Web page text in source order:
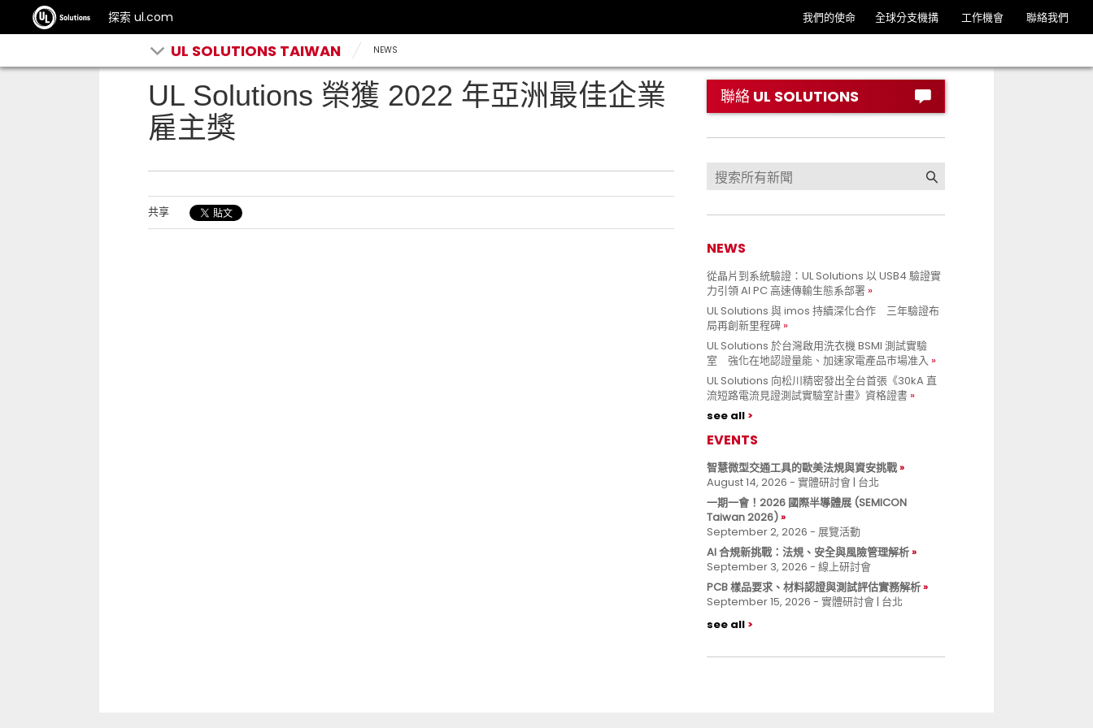
探索 ul.com 我們的使命 全球分支機搆 工作機會 聯絡我們
UL SOLUTIONS TAIWAN NEWS
UL Solutions 榮獲 2022 年亞洲最佳企業
雇主獎
共享
聯絡 UL SOLUTIONS
NEWS
從晶片到系統驗證：UL Solutions 以 USB4 驗證實
力引領 AI PC 高速傳輸生態系部署
UL Solutions 與 imos 持續深化合作 三年驗證布
局再創新里程碑
UL Solutions 於台灣啟用洗衣機 BSMI 測試實驗
室 強化在地認證量能、加速家電產品市場准入
UL Solutions 向松川精密發出全台首張《30kA 直
流短路電流見證測試實驗室計畫》資格證書
see all
EVENTS
智慧微型交通工具的歐美法規與資安挑戰
August 14, 2026 - 實體研討會 | 台北
一期一會！2026 國際半導體展 (SEMICON
Taiwan 2026)
September 2, 2026 - 展覽活動
AI 合規新挑戰：法規、安全與風險管理解析
September 3, 2026 - 線上研討會
PCB 樣品要求、材料認證與測試評估實務解析
September 15, 2026 - 實體研討會 | 台北
see all